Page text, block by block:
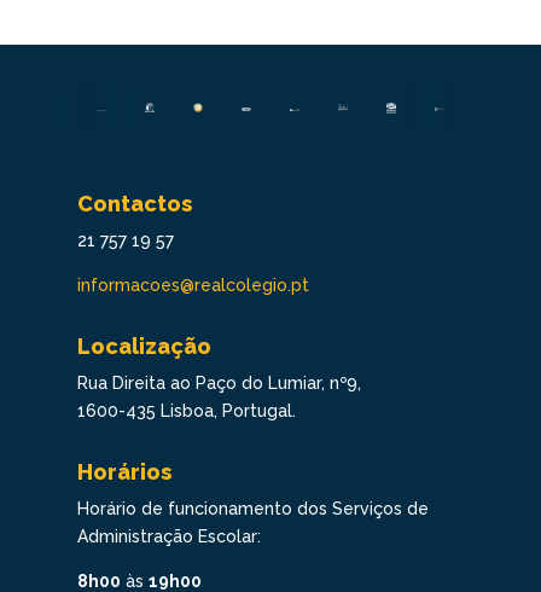
Contactos
21 757 19 57
informacoes@realcolegio.pt
Localização
Rua Direita ao Paço do Lumiar, nº9,
1600-435 Lisboa, Portugal.
Horários
Horário de funcionamento dos Serviços de
Administração Escolar:
8h00 às 19h00